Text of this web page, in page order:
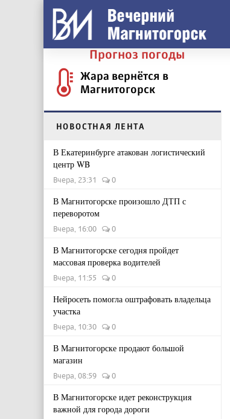
Прогноз погоды
Жара вернётся в
Магнитогорск
НОВОСТНАЯ ЛЕНТА
В Екатеринбурге атакован логистический
центр WB
Вчера, 23:31 0
В Магнитогорске произошло ДТП с
переворотом
Вчера, 16:00 0
В Магнитогорске сегодня пройдет
массовая проверка водителей
Вчера, 11:55 0
Нейросеть помогла оштрафовать владельца
участка
Вчера, 10:30 0
В Магнитогорске продают большой
магазин
Вчера, 08:59 0
В Магнитогорске идет реконструкция
важной для города дороги